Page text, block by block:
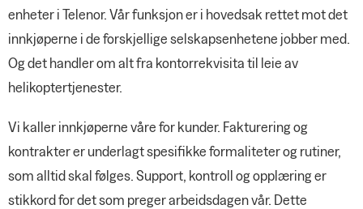
enheter i Telenor. Vår funksjon er i hovedsak rettet mot det
innkjøperne i de forskjellige selskapsenhetene jobber med.
Og det handler om alt fra kontorrekvisita til leie av
helikoptertjenester.
Vi kaller innkjøperne våre for kunder. Fakturering og
kontrakter er underlagt spesifikke formaliteter og rutiner,
som alltid skal følges. Support, kontroll og opplæring er
stikkord for det som preger arbeidsdagen vår. Dette